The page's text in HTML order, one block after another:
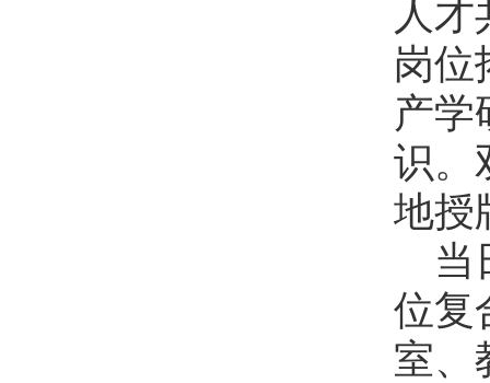
人
岗位
产学
识。
地授
当
位复
室、